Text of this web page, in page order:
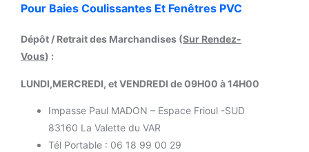
Pour Baies Coulissantes Et Fenêtres PVC
Dépôt / Retrait des Marchandises (Sur Rendez-
Vous) :
LUNDI,MERCREDI, et VENDREDI de 09H00 à 14H00
Impasse Paul MADON – Espace Frioul -SUD
83160 La Valette du VAR
Tél Portable : 06 18 99 00 29